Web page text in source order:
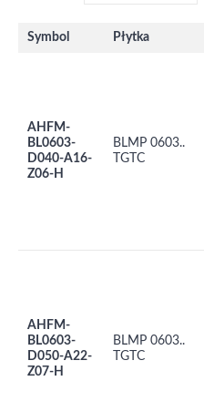
Symbol Płytka
AHFM-
BL0603-
D040-A16-
Z06-H
BLMP 0603..
TGTC
AHFM-
BL0603-
D050-A22-
Z07-H
BLMP 0603..
TGTC